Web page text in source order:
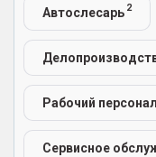
Автослесарь 2
Рабочий персонал
Сервисное